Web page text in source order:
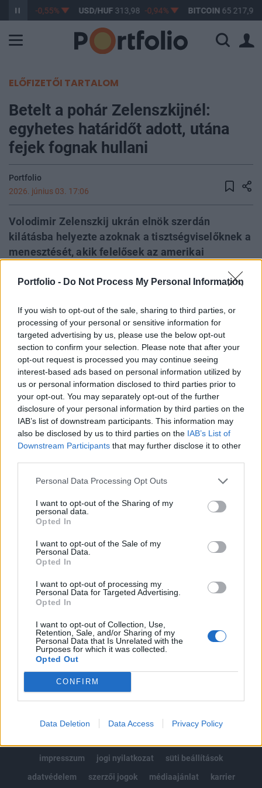
Portfolio - Do Not Process My Personal Information
If you wish to opt-out of the sale, sharing to third parties, or
processing of your personal or sensitive information for
targeted advertising by us, please use the below opt-out
section to confirm your selection. Please note that after your
opt-out request is processed you may continue seeing
interest-based ads based on personal information utilized by
us or personal information disclosed to third parties prior to
your opt-out. You may separately opt-out of the further
disclosure of your personal information by third parties on the
IAB’s list of downstream participants. This information may
also be disclosed by us to third parties on the IAB’s List of
Downstream Participants that may further disclose it to other
Personal Data Processing Opt Outs
I want to opt-out of the Sharing of my
personal data.
Opted In
I want to opt-out of the Sale of my
Personal Data.
Opted In
I want to opt-out of processing my
Personal Data for Targeted Advertising.
Opted In
I want to opt-out of Collection, Use,
Retention, Sale, and/or Sharing of my
Personal Data that Is Unrelated with the
Purposes for which it was collected.
Opted Out
CONFIRM
Data Deletion Data Access Privacy Policy
363,38 -0,55% USD/HUF 313,98 -0,94% BITCOIN 65 217,92
ELŐFIZETŐI TARTALOM
Betelt a pohár Zelenszkijnél:
egyhetes határidőt adott, utána
fejek fognak hullani
Portfolio
2026. június 03. 17:06
Volodimir Zelenszkij ukrán elnök szerdán
kilátásba helyezte azoknak a tisztségviselőknek a
menesztését, akik felelősek az amerikai
Ukrajnába történő szállításának késlekedéséért –
Az államfő a Telegram-csatornáján közölte, hogy
megbeszélést folytatott a légvédelmi rendszerek és rakéták
Ukrajnába történő szállítása felgyorsításának
lehetőségeiről. Zelenszkij kiemelte, hogy a Patriot
rendszerek beszerzéséről már megszületett a
megállapodás a legmagasabb politikai szinten, ám a
pénzügyi, jogi és technikai végrehajtás késlekedik. Az
ukrán...
KEDVES OLVASÓNK!
A keresett cikk a portfolio.hu hírarchívumához
regisztrációhoz kötött.
Portfolio.hu teljes cikkarchívum
Kötéslisták: BÉT elmúlt 2 év napon belüli
MÁR ELŐFIZETŐNK VAGY?BEJELENTKEZÉS
impresszum
jogi nyilatkozat
süti beállítások
adatvédelem
szerzői jogok médiaajánlat karrier